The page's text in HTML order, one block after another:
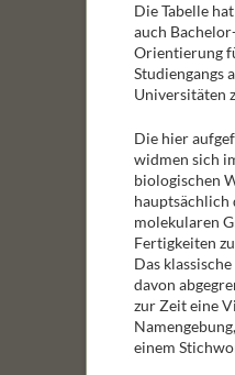
Die Tabelle
auch
Orientierung
Studiengangs
Universitäten
Die hier
widmen sich
biologischen
molekularen
Fertigkeiten
Das
davon
zur Zeit eine
einem